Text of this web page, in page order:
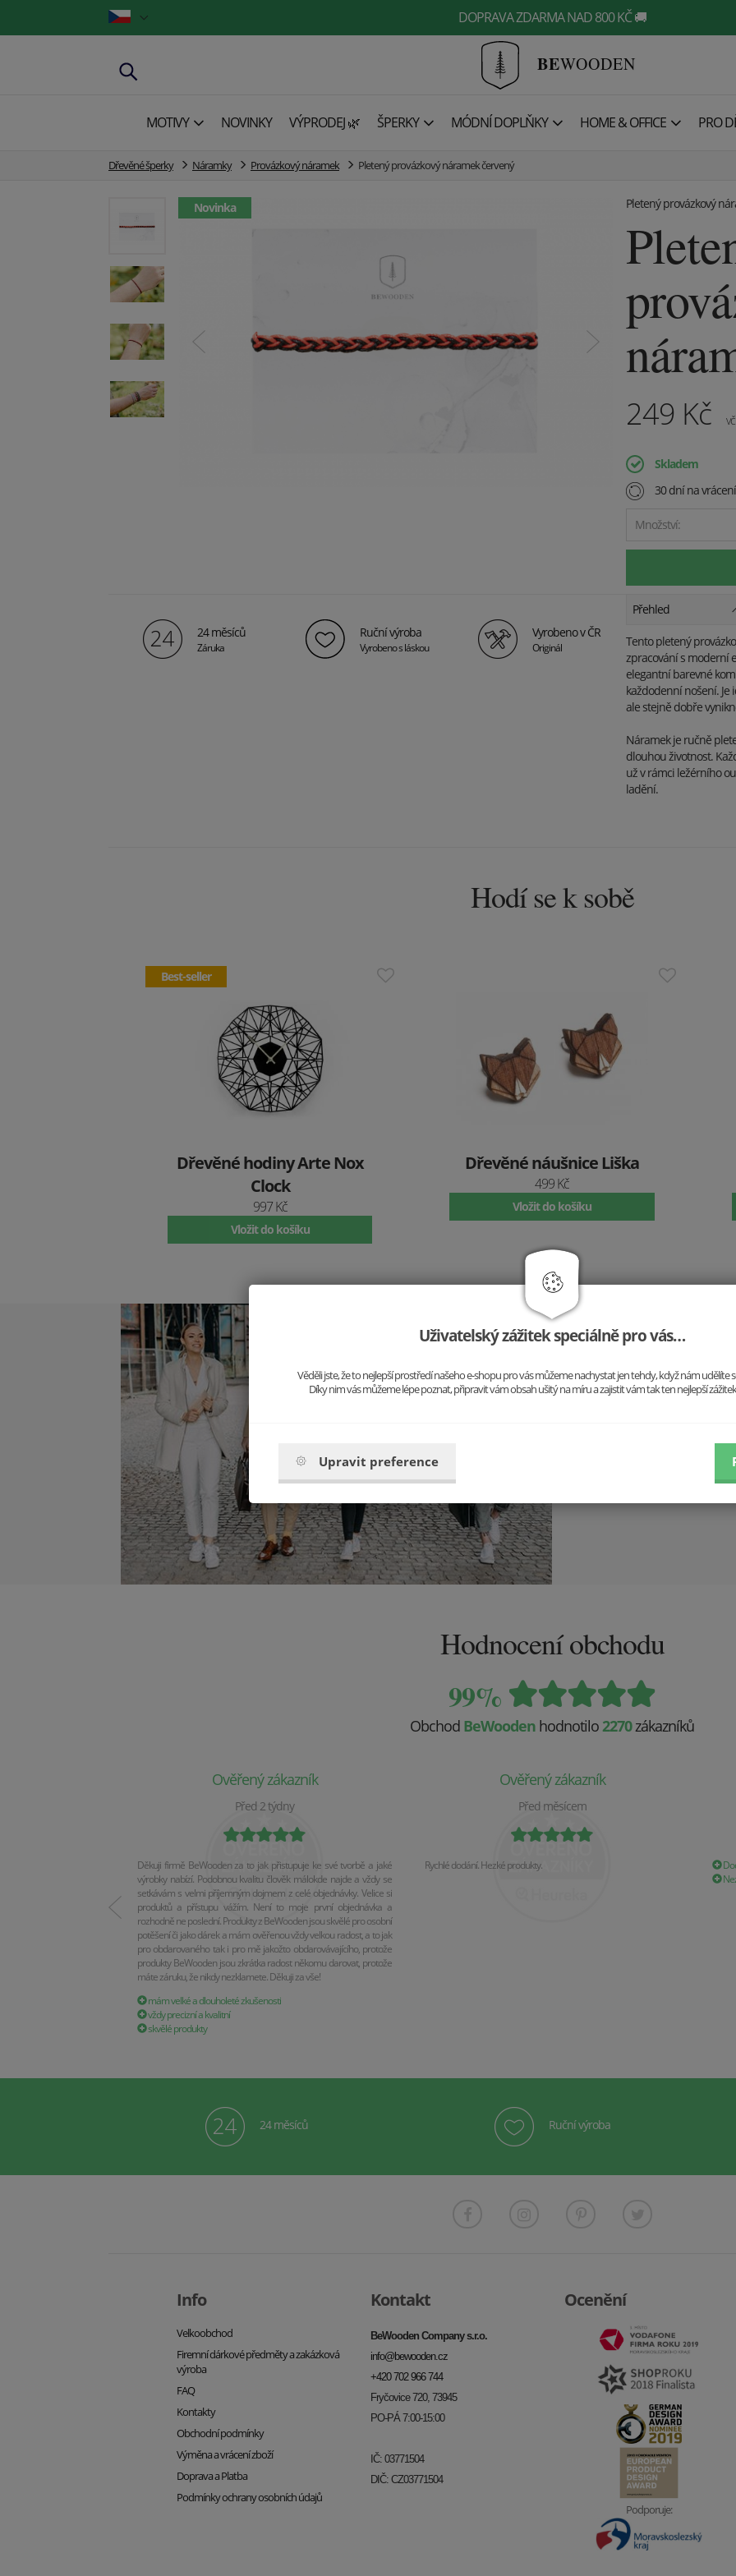
DOPRAVA ZDARMA NAD 800 KČ 🚚
BEWOODEN
MOTIVY NOVINKY VÝPRODEJ 🌿 ŠPERKY MÓDNÍ DOPLŇKY HOME & OFFICE PRO
Dřevěné šperky Náramky Provázkový náramek Pletený provázkový náramek červený
Novinka Pletený provázkový
249 Kč
Skladem
30 dní na
Množství:
24 měsíců
Záruka
Ruční výroba
Vyrobeno s láskou
Vyrobeno v ČR
Originál
Přehled
Tento pletený
zpracování s moderní
elegantní barevné
každodenní nošení. Je
ale stejně dobře
Náramek je ručně
dlouhou životnost.
už v rámci ležérního
ladění.
Hodí se k sobě
Best-seller
Dřevěné hodiny Arte Nox
Clock
997 Kč
Vložit do košíku
Dřevěné náušnice Liška
499 Kč
Vložit do košíku
Tvořte si vlastní
Nemusíte se řídit trendy,
sebou. Do práce, do
Hodnocení obchodu
99%
Obchod BeWooden hodnotilo 2270zákazníků
Ověřený zákazník
Před 2 týdny
Děkuji firmě BeWooden za to jak přistupuje ke své tvorbě a jaké
výrobky nabízí. Podobnou kvalitu člověk málokde najde a vždy se
setkávám s velmi příjemným dojmem z celé objednávky. Velice si
produktů a přístupu vážím. Není to moje první objednávka a
rozhodně ne poslední. Produkty z BeWooden jsou skvělé pro osobní
potěšení či jako dárek a mám ověřenou vždy velkou radost, a to jak
pro obdarovaného tak i pro mě jakožto obdarovávajícího, protože
produkty BeWooden jsou zkrátka radost někomu darovat, protože
máte záruku, že nikdy nezklamete. Děkuji za vše!
mám velké a dlouholeté zkušenosti
vždy precizní a kvalitní
skvělé produkty
Ověřený zákazník
Před měsícem
Rychlé dodání. Hezké produkty.
24 měsíců Ruční výroba
Info
Velkoobchod
Firemní dárkové předměty a zakázková
výroba
FAQ
Kontakty
Obchodní podmínky
Výměna a vrácení zboží
Doprava a Platba
Podmínky ochrany osobních údajů
Kontakt
BeWooden Company s.r.o.
info@bewooden.cz
+420 702 966 744
Fryčovice 720, 73945
PO-PÁ 7:00-15:00
IČ: 03771504
DIČ: CZ03771504
Ocenění
Podporuje:
Uživatelský zážitek speciálně pro vás…
Věděli jste, že to nejlepší prostředí našeho e-shopu pro vás můžeme nachystat jen tehdy, když nám udělíte
Díky nim vás můžeme lépe poznat, připravit vám obsah ušitý na míru a zajistit vám tak ten nejlepší
Upravit preference